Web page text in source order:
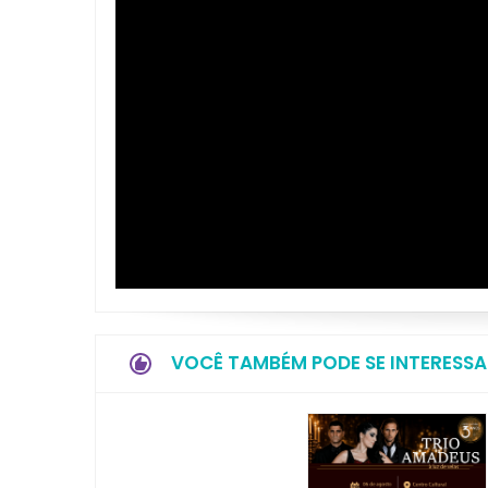
VOCÊ TAMBÉM PODE SE